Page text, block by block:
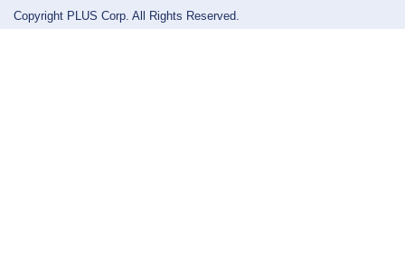
Copyright PLUS Corp. All Rights Reserved.